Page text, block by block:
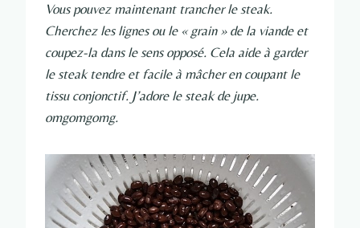
Vous pouvez maintenant trancher le steak.
Cherchez les lignes ou le « grain » de la viande et
coupez-la dans le sens opposé. Cela aide à garder
le steak tendre et facile à mâcher en coupant le
tissu conjonctif. J’adore le steak de jupe.
omgomgomg.